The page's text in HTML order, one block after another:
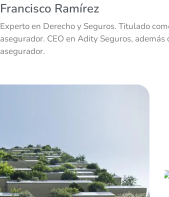
Francisco Ramírez
Experto en Derecho y Seguros. Titulado
asegurador. CEO en Adity Seguros,
asegurador.